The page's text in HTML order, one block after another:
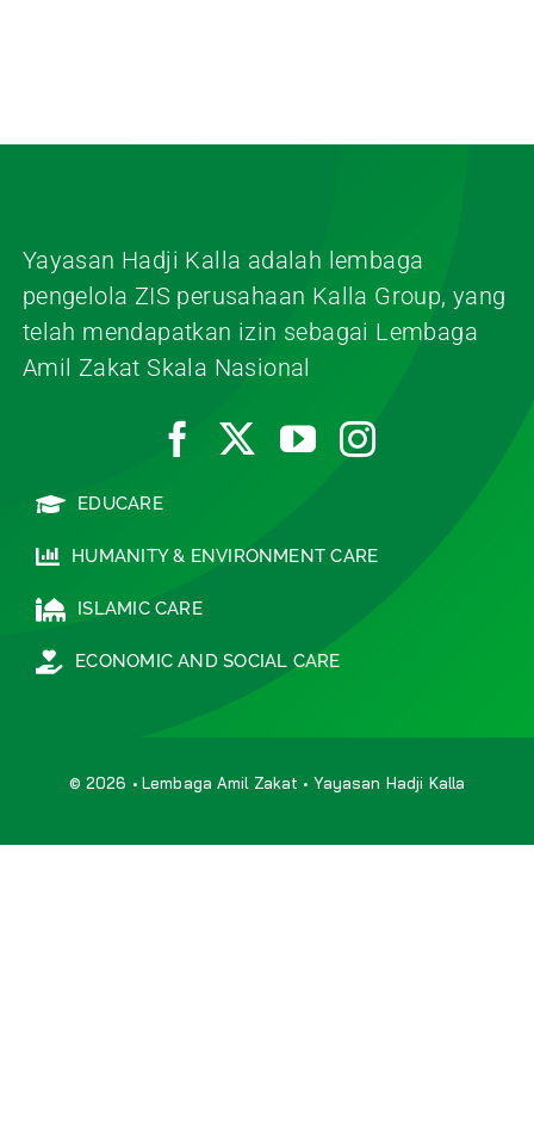
Yayasan Hadji Kalla adalah lembaga
pengelola ZIS perusahaan Kalla Group, yang
telah mendapatkan izin sebagai Lembaga
Amil Zakat Skala Nasional
EDUCARE
HUMANITY & ENVIRONMENT CARE
ISLAMIC CARE
ECONOMIC AND SOCIAL CARE
© 2026 • Lembaga Amil Zakat • Yayasan Hadji Kalla